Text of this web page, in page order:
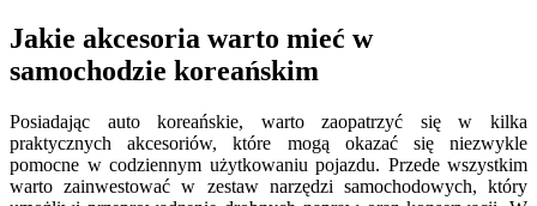
Jakie akcesoria warto mieć w
samochodzie koreańskim
Posiadając auto koreańskie, warto zaopatrzyć się w kilka
praktycznych akcesoriów, które mogą okazać się niezwykle
pomocne w codziennym użytkowaniu pojazdu. Przede wszystkim
warto zainwestować w zestaw narzędzi samochodowych, który